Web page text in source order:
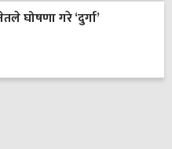
घोषणा गरे ‘दुर्गा’